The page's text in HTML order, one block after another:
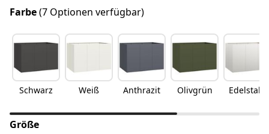
Farbe(7 Optionen verfügbar)
Schwarz Weiß Anthrazit Olivgrün Edelstahl
Größe